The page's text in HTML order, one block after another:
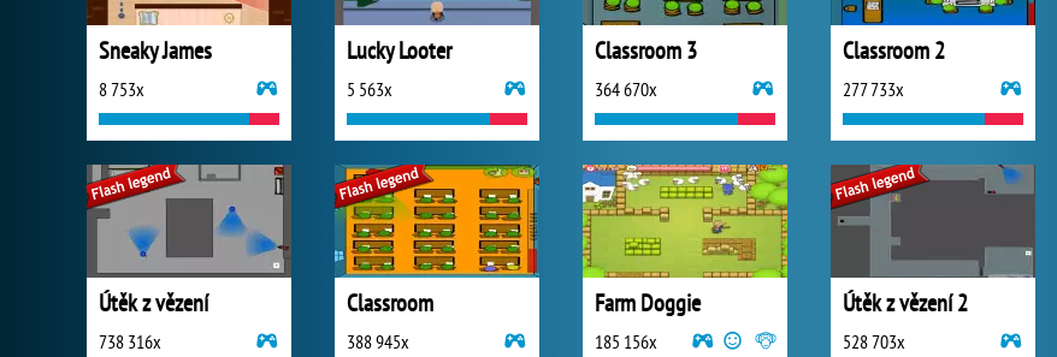
Sneaky James
8 753x
Lucky Looter
5 563x
Classroom 3
364 670x
Classroom 2
277 733x
Útěk z vězení
738 316x
Classroom
388 945x
Farm Doggie
185 156x
Útěk z vězení 2
528 703x